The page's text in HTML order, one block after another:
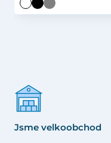
Jsme velkoobchod